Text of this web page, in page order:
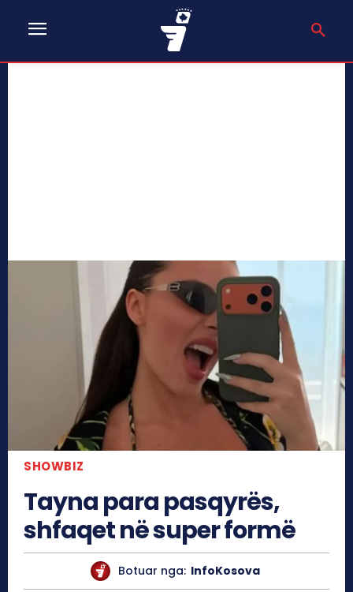
SHOWBIZ
Tayna para pasqyrës,
shfaqet në super formë
Botuar nga: InfoKosova